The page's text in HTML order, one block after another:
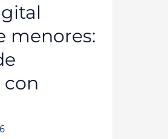
menores:
con